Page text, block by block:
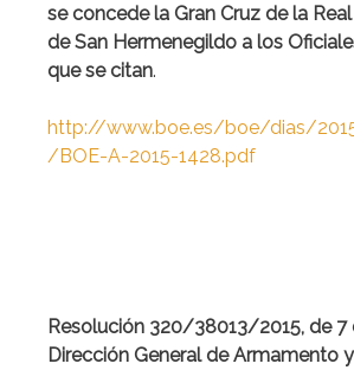
se concede la Gran Cruz de la
de San Hermenegildo a los
que se citan.
http://www.boe.es/boe/dias/
/BOE-A-2015-1428.pdf
Resolución 320/38013/2015, de 7
Dirección General de Armamento